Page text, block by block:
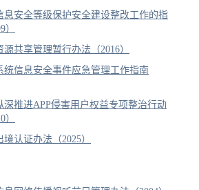
息安全等级保护安全建设整改工作的指
源共享管理暂行办法（2016）
统信息安全事件应急管理工作指南
深推进APP侵害用户权益专项整治行动
认证办法（2025）